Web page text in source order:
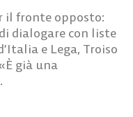
il fronte opposto:
dialogare con liste
e Lega, Troiso
già una